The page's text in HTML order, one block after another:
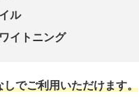
ル
イトニング
しでご利用いただけます。